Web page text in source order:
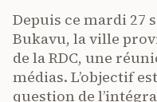
Depuis ce mardi 27
Bukavu, la ville
de la RDC, une
médias. L’objectif
question de